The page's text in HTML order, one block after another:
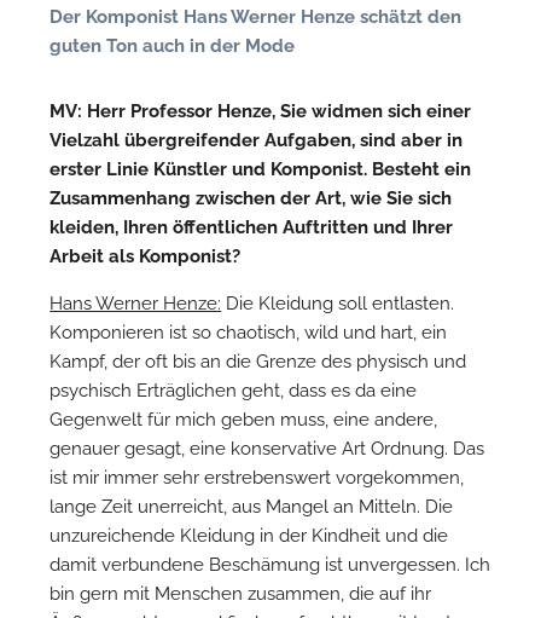
Der Komponist Hans Werner Henze schätzt den
guten Ton auch in der Mode
MV: Herr Professor Henze, Sie widmen sich einer
Vielzahl übergreifender Aufgaben, sind aber in
erster Linie Künstler und Komponist. Besteht ein
Zusammenhang zwischen der Art, wie Sie sich
kleiden, Ihren öffentlichen Auftritten und Ihrer
Arbeit als Komponist?
Hans Werner Henze: Die Kleidung soll entlasten.
Komponieren ist so chaotisch, wild und hart, ein
Kampf, der oft bis an die Grenze des physisch und
psychisch Erträglichen geht, dass es da eine
Gegenwelt für mich geben muss, eine andere,
genauer gesagt, eine konservative Art Ordnung. Das
ist mir immer sehr erstrebenswert vorgekommen,
lange Zeit unerreicht, aus Mangel an Mitteln. Die
unzureichende Kleidung in der Kindheit und die
damit verbundene Beschämung ist unvergessen. Ich
bin gern mit Menschen zusammen, die auf ihr